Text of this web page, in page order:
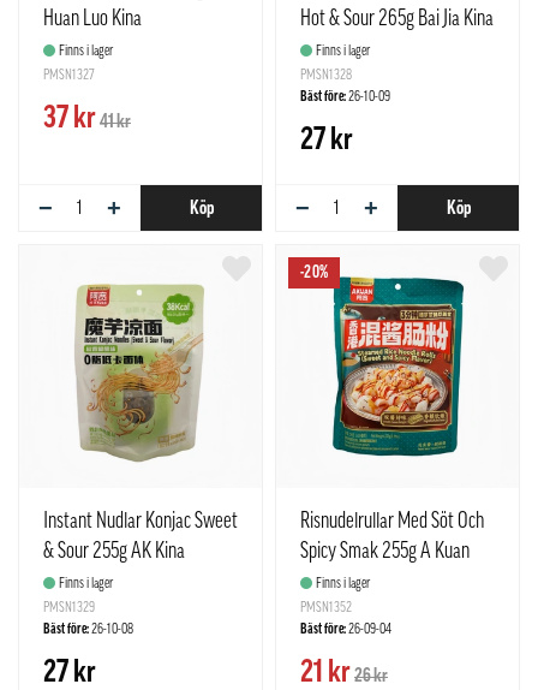
Huan Luo Kina
Finns i lager
PMSN1327
37 kr41 kr
− + Köp
Hot & Sour 265g Bai Jia Kina
Finns i lager
PMSN1328
Bäst före:26-10-09
27 kr
− + Köp
Instant Nudlar Konjac Sweet
& Sour 255g AK Kina
Finns i lager
PMSN1329
Bäst före:26-10-08
27 kr
-20%
Risnudelrullar Med Söt Och
Spicy Smak 255g A Kuan
KinaFinns i lager
PMSN1352
Bäst före:26-09-04
21 kr26 kr